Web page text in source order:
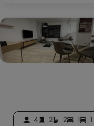
4 2 2 1 1